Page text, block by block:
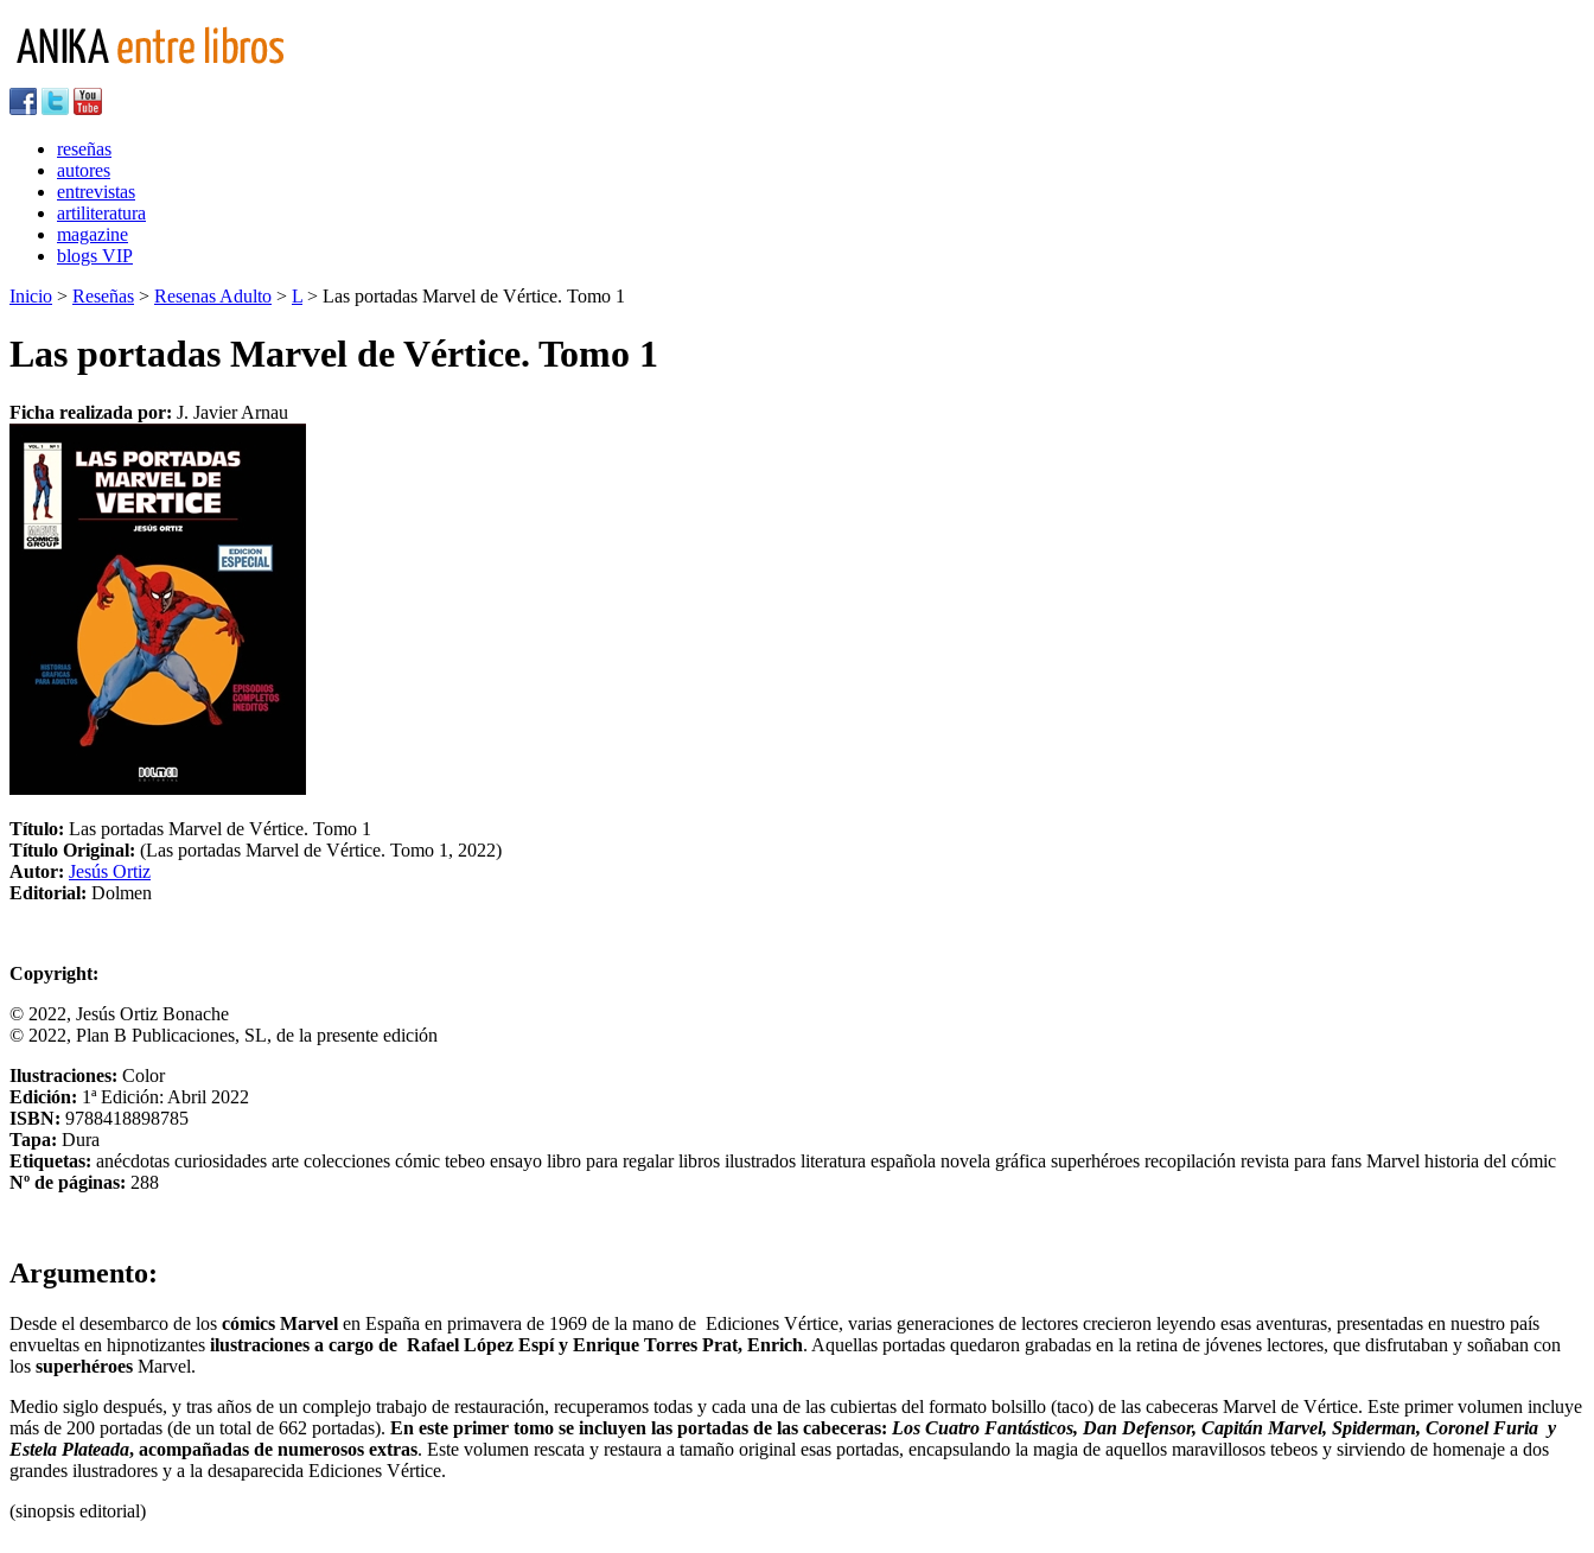
reseñas
autores
entrevistas
artiliteratura
magazine
blogs VIP
Inicio > Reseñas > Resenas Adulto > L > Las portadas Marvel de Vértice. Tomo 1
Las portadas Marvel de Vértice. Tomo 1
Ficha realizada por: J. Javier Arnau
Título: Las portadas Marvel de Vértice. Tomo 1
Título Original: (Las portadas Marvel de Vértice. Tomo 1, 2022)
Autor: Jesús Ortiz
Editorial: Dolmen
Copyright:
© 2022, Jesús Ortiz Bonache
© 2022, Plan B Publicaciones, SL, de la presente edición
Ilustraciones: Color
Edición: 1ª Edición: Abril 2022
ISBN: 9788418898785
Tapa: Dura
Etiquetas: anécdotas curiosidades arte colecciones cómic tebeo ensayo libro para regalarlibros ilustrados literatura española novela gráfica superhéroes recopilación revista para fans Marvel historia del cómic
Nº de páginas: 288
Argumento:
Desde el desembarco de los cómics Marvel en España en primavera de 1969 de la mano de Ediciones Vértice, varias generaciones de lectores crecieron leyendo esas aventuras, presentadas en nuestro país
envueltas en hipnotizantes ilustraciones a cargo de Rafael López Espí y Enrique Torres Prat, Enrich. Aquellas portadas quedaron grabadas en la retina de jóvenes lectores, que disfrutaban y soñaban con
los superhéroes Marvel.
Medio siglo después, y tras años de un complejo trabajo de restauración, recuperamos todas y cada una de las cubiertas del formato bolsillo (taco) de las cabeceras Marvel de Vértice. Este primer volumen incluye
más de 200 portadas (de un total de 662 portadas). En este primer tomo se incluyen las portadas de las cabeceras: Los Cuatro Fantásticos, Dan Defensor, Capitán Marvel, Spiderman, Coronel Furia y
Estela Plateada, acompañadas de numerosos extras. Este volumen rescata y restaura a tamaño original esas portadas, encapsulando la magia de aquellos maravillosos tebeos y sirviendo de homenaje a dos
grandes ilustradores y a la desaparecida Ediciones Vértice.
(sinopsis editorial)